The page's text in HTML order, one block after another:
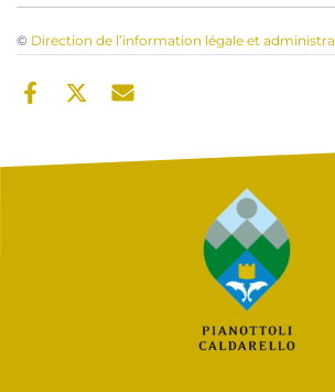
© Direction de l’information légale et